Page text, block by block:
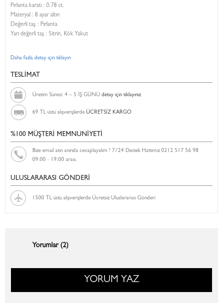
Pırlanta karatı : 0.78 ct.
Materyal : 8 ayar altın
Değerli taş : Pırlanta
Yarı değerli taş : Sitrin, Kök Yakut
Daha fazla detay için tıklayın
TESLİMAT
Üretim Süresi: 4 – 5 İŞ GÜNÜ detay için tıklayınız
69 TL üstü alışverişlerde ÜCRETSİZ KARGO
%100 MÜŞTERİ MEMNUNİYETİ
Bize email atın anında cevaplayalım ! 7/24 Destek Hattımız 0212 517 56 98
09:00 - 19:00 arası.
ULUSLARARASI GÖNDERİ
1500 TL üstü alışverişlerde Ücretsiz Uluslararası Gönderi
Yorumlar (2)
YORUM YAZ